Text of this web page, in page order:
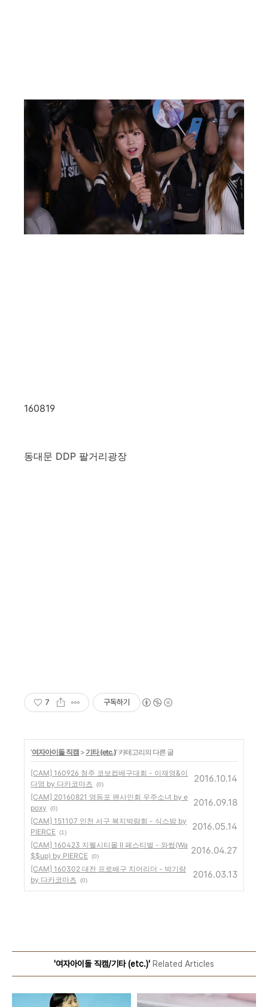
160819
동대문 DDP 팔거리광장
7 구독하기
'여자아이돌 직캠 > 기타 (etc.)' 카테고리의 다른 글
[CAM] 160926 청주 코보컵배구대회 - 이재영&이
다영 by 다카코마츠
(0)
2016.10.14
[CAM] 20160821 영등포 팬사인회 우주소녀 by e
poxy
(0)
2016.09.18
[CAM] 151107 인천 서구 복지박람회 - 식스밤 by
PIERCE (1)
2016.05.14
[CAM] 160423 지웰시티몰 II 페스티벌 - 와썹(Wa
$$up) by PIERCE (0)
2016.04.27
[CAM] 160302 대전 프로배구 치어리더 - 박기량
by 다카코마츠
(0)
2016.03.13
'여자아이돌 직캠/기타 (etc.)' Related Articles